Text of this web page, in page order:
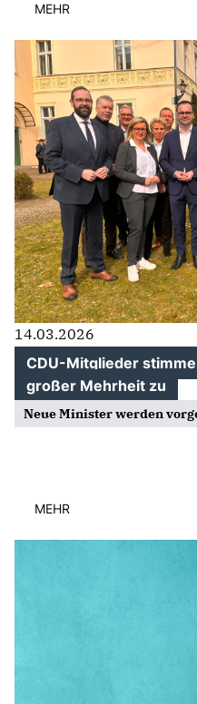
MEHR
14.03.2026
CDU-Mitglieder
großer Mehrheit zu
Neue Minister werden
MEHR